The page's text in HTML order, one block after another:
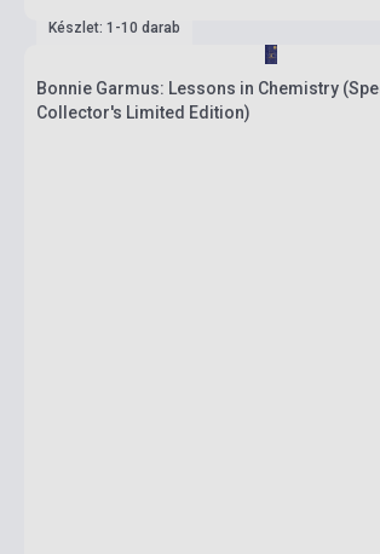
Készlet: 1-10 darab
Bonnie Garmus: Lessons in Chemistry
Collector's Limited Edition)